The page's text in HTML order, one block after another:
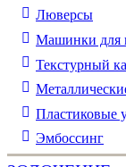
Люверсы
Машинки для
Текстурный
Пластиковые
Эмбоссинг